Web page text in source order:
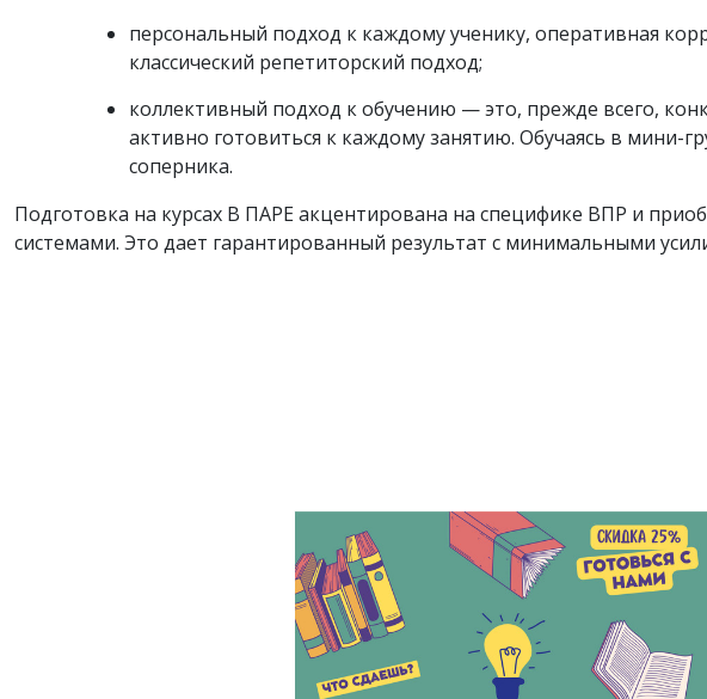
персональный подход к каждому ученику, оперативная
классический репетиторский подход;
коллективный подход к обучению — это, прежде всего,
активно готовиться к каждому занятию. Обучаясь в мини-
соперника.
Подготовка на курсах В ПАРЕ акцентирована на специфике ВПР и
системами. Это дает гарантированный результат с минимальными